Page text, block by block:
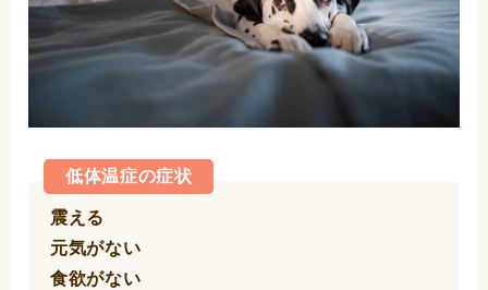
低体温症の症状
震える
元気がない
食欲がない